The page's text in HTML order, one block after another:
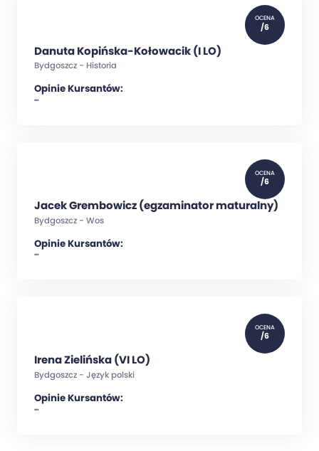
OCENA
/6
Danuta Kopińska-Kołowacik (I LO)
Bydgoszcz - Historia
Opinie Kursantów:
""
OCENA
/6
Jacek Grembowicz (egzaminator maturalny)
Bydgoszcz - Wos
Opinie Kursantów:
""
OCENA
/6
Irena Zielińska (VI LO)
Bydgoszcz - Język polski
Opinie Kursantów:
""